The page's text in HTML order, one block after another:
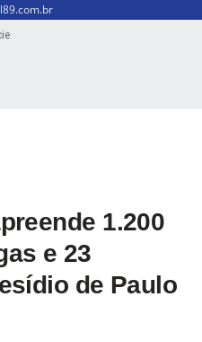
1.200
e 23
de Paulo